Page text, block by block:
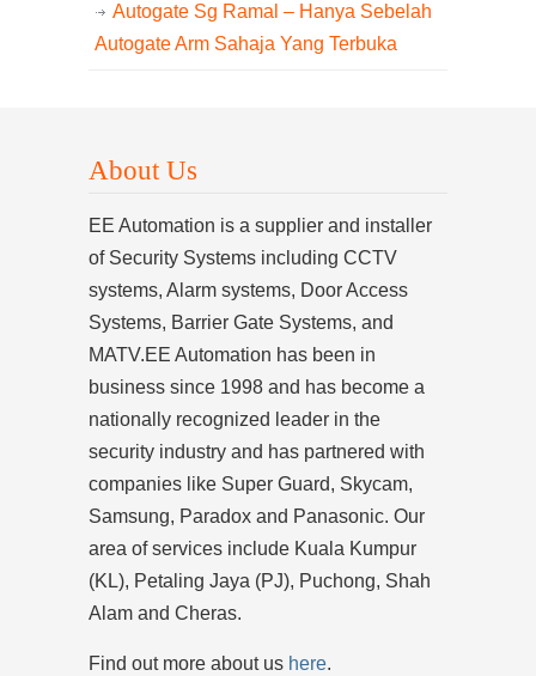
Autogate Sg Ramal – Hanya Sebelah
Autogate Arm Sahaja Yang Terbuka
About Us
EE Automation is a supplier and installer
of Security Systems including CCTV
systems, Alarm systems, Door Access
Systems, Barrier Gate Systems, and
MATV.EE Automation has been in
business since 1998 and has become a
nationally recognized leader in the
security industry and has partnered with
companies like Super Guard, Skycam,
Samsung, Paradox and Panasonic. Our
area of services include Kuala Kumpur
(KL), Petaling Jaya (PJ), Puchong, Shah
Alam and Cheras.
Find out more about us here.